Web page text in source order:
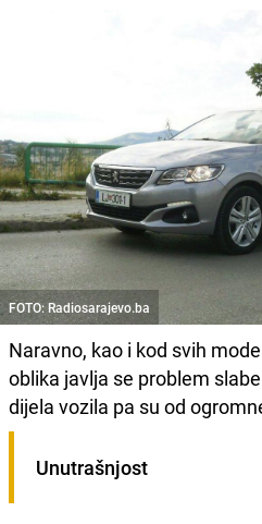
FOTO: Radiosarajevo.ba
Naravno, kao i kod svih
oblika javlja se problem
dijela vozila pa su od
Unutrašnjost